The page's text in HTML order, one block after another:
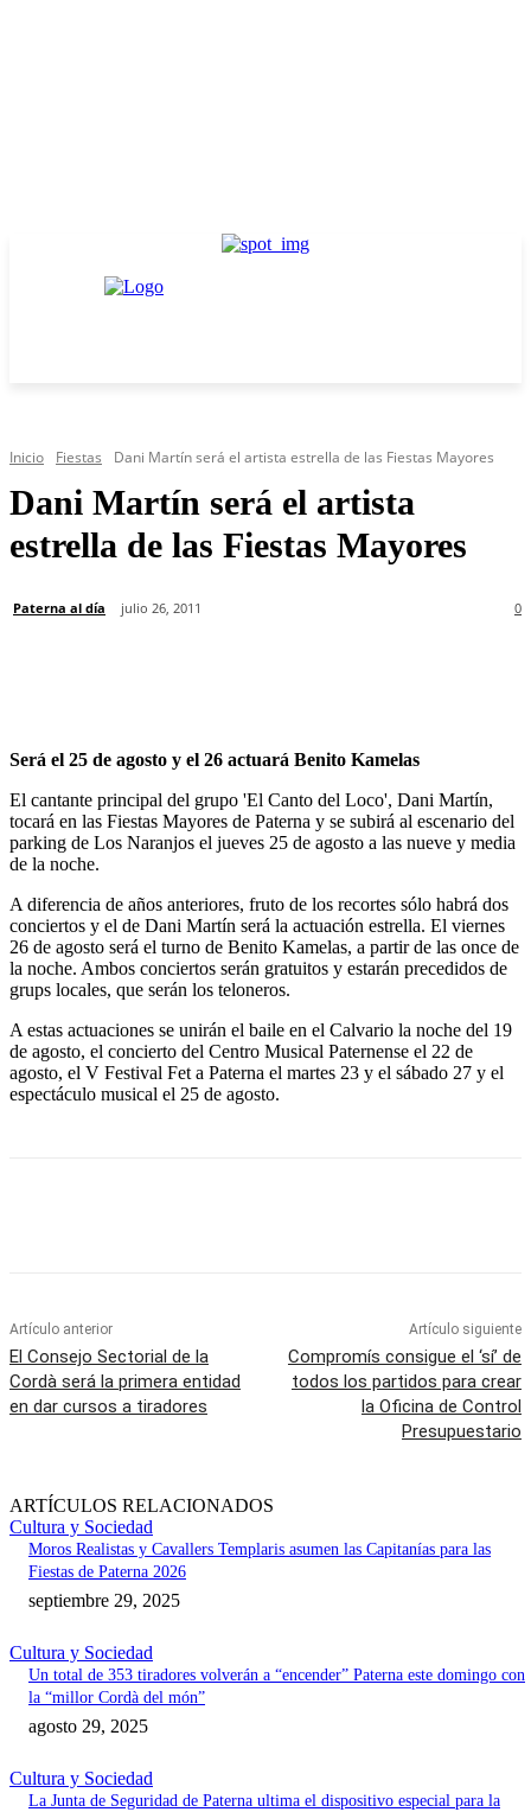
Inicio Fiestas Dani Martín será el artista estrella de las Fiestas Mayores
Dani Martín será el artista
estrella de las Fiestas Mayores
Paterna al día julio 26, 2011 0
Será el 25 de agosto y el 26 actuará Benito Kamelas
El cantante principal del grupo 'El Canto del Loco', Dani Martín,
tocará en las Fiestas Mayores de Paterna y se subirá al escenario del
parking de Los Naranjos el jueves 25 de agosto a las nueve y media
de la noche.
A diferencia de años anteriores, fruto de los recortes sólo habrá dos
conciertos y el de Dani Martín será la actuación estrella. El viernes
26 de agosto será el turno de Benito Kamelas, a partir de las once de
la noche. Ambos conciertos serán gratuitos y estarán precedidos de
grups locales, que serán los teloneros.
A estas actuaciones se unirán el baile en el Calvario la noche del 19
de agosto, el concierto del Centro Musical Paternense el 22 de
agosto, el V Festival Fet a Paterna el martes 23 y el sábado 27 y el
espectáculo musical el 25 de agosto.
Artículo anterior
El Consejo Sectorial de la
Cordà será la primera entidad
en dar cursos a tiradores
Artículo siguiente
Compromís consigue el ‘sí’ de
todos los partidos para crear
la Oficina de Control
Presupuestario
ARTÍCULOS RELACIONADOS
Cultura y Sociedad
Moros Realistas y Cavallers Templaris asumen las Capitanías para las
Fiestas de Paterna 2026
septiembre 29, 2025
Cultura y Sociedad
Un total de 353 tiradores volverán a “encender” Paterna este domingo con
la “millor Cordà del món”
agosto 29, 2025
Cultura y Sociedad
La Junta de Seguridad de Paterna ultima el dispositivo especial para la